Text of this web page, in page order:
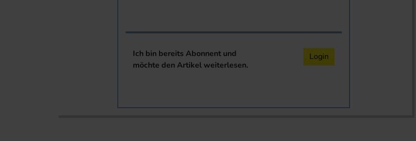
Ich bin bereits Abonnent und
möchte den Artikel weiterlesen.
Login